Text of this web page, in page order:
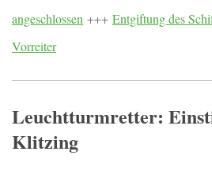
angeschlossen +++ Entgiftung des
Vorreiter
Leuchtturmretter:
Klitzing